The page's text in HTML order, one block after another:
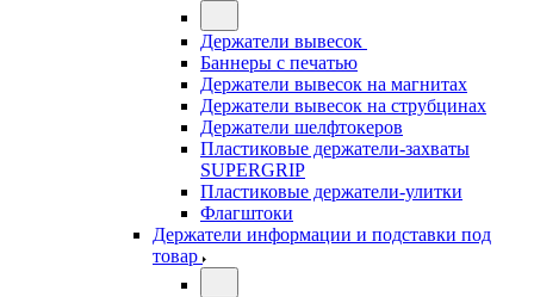
Держатели вывесок
Баннеры с печатью
Держатели вывесок на магнитах
Держатели вывесок на струбцинах
Держатели шелфтокеров
Пластиковые держатели-захваты
SUPERGRIP
Пластиковые держатели-улитки
Флагштоки
Держатели информации и подставки под
товар